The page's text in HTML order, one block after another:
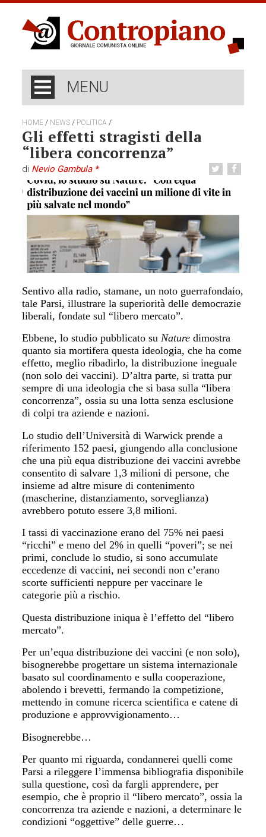
MENU
HOME / NEWS / POLITICA /
Gli effetti stragisti della
“libera concorrenza”
di Nevio Gambula *
Sentivo alla radio, stamane, un noto guerrafondaio,
tale Parsi, illustrare la superiorità delle democrazie
liberali, fondate sul “libero mercato”.
Ebbene, lo studio pubblicato su Nature dimostra
quanto sia mortifera questa ideologia, che ha come
effetto, meglio ribadirlo, la distribuzione ineguale
(non solo dei vaccini). D’altra parte, si tratta pur
sempre di una ideologia che si basa sulla “libera
concorrenza”, ossia su una lotta senza esclusione
di colpi tra aziende e nazioni.
Lo studio dell’Università di Warwick prende a
riferimento 152 paesi, giungendo alla conclusione
che una più equa distribuzione dei vaccini avrebbe
consentito di salvare 1,3 milioni di persone, che
insieme ad altre misure di contenimento
(mascherine, distanziamento, sorveglianza)
avrebbero potuto essere 3,8 milioni.
I tassi di vaccinazione erano del 75% nei paesi
“ricchi” e meno del 2% in quelli “poveri”; se nei
primi, conclude lo studio, si sono accumulate
eccedenze di vaccini, nei secondi non c’erano
scorte sufficienti neppure per vaccinare le
categorie più a rischio.
Questa distribuzione iniqua è l’effetto del “libero
mercato”.
Per un’equa distribuzione dei vaccini (e non solo),
bisognerebbe progettare un sistema internazionale
basato sul coordinamento e sulla cooperazione,
abolendo i brevetti, fermando la competizione,
mettendo in comune ricerca scientifica e catene di
produzione e approvvigionamento…
Bisognerebbe…
Per quanto mi riguarda, condannerei quelli come
Parsi a rileggere l’immensa bibliografia disponibile
sulla questione, così da fargli apprendere, per
esempio, che è proprio il “libero mercato”, ossia la
concorrenza tra aziende e nazioni, a determinare le
condizioni “oggettive” delle guerre…